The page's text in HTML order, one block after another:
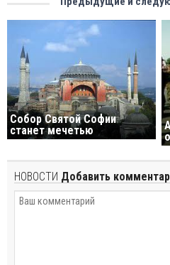
Собор Святой Софии
станет мечетью
НОВОСТИ Добавить